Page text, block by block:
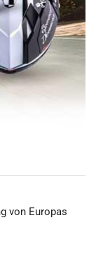
von Europas